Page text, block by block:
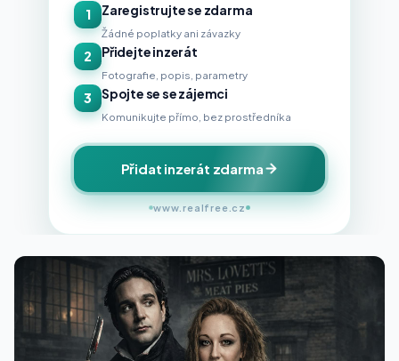
1 Zaregistrujte se zdarma
Žádné poplatky ani závazky
2 Přidejte inzerát
Fotografie, popis, parametry
3 Spojte se se zájemci
Komunikujte přímo, bez prostředníka
Přidat inzerát zdarma
www.realfree.cz